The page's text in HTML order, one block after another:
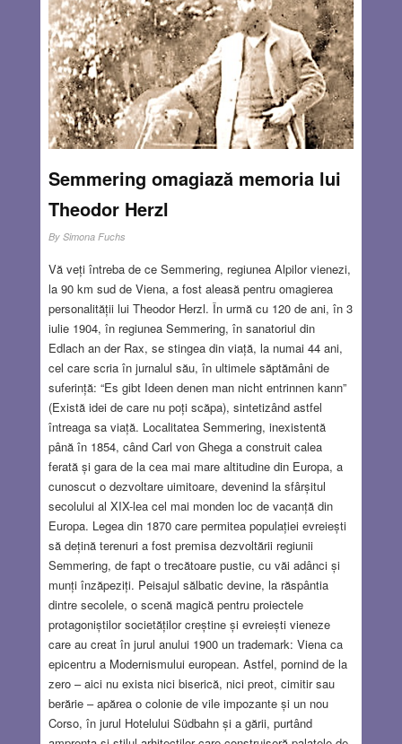
Semmering omagiază memoria lui
Theodor Herzl
By Simona Fuchs
Vă veți întreba de ce Semmering, regiunea Alpilor vienezi,
la 90 km sud de Viena, a fost aleasă pentru omagierea
personalității lui Theodor Herzl. În urmă cu 120 de ani, în 3
iulie 1904, în regiunea Semmering, în sanatoriul din
Edlach an der Rax, se stingea din viață, la numai 44 ani,
cel care scria în jurnalul său, în ultimele săptămâni de
suferință: “Es gibt Ideen denen man nicht entrinnen kann”
(Există idei de care nu poți scăpa), sintetizând astfel
întreaga sa viață. Localitatea Semmering, inexistentă
până în 1854, când Carl von Ghega a construit calea
ferată și gara de la cea mai mare altitudine din Europa, a
cunoscut o dezvoltare uimitoare, devenind la sfârșitul
secolului al XIX-lea cel mai monden loc de vacanță din
Europa. Legea din 1870 care permitea populației evreiești
să dețină terenuri a fost premisa dezvoltării regiunii
Semmering, de fapt o trecătoare pustie, cu văi adânci și
munți înzăpeziți. Peisajul sălbatic devine, la răspântia
dintre secolele, o scenă magică pentru proiectele
protagoniștilor societăților creștine și evreiești vieneze
care au creat în jurul anului 1900 un trademark: Viena ca
epicentru a Modernismului european. Astfel, pornind de la
zero – aici nu exista nici biserică, nici preot, cimitir sau
berărie – apărea o colonie de vile impozante și un nou
Corso, în jurul Hotelului Südbahn și a gării, purtând